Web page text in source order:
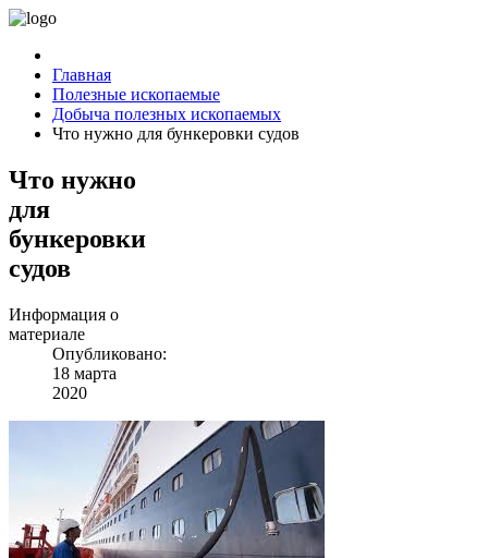
Главная
Полезные ископаемые
Добыча полезных ископаемых
Что нужно для бункеровки судов
Что нужно
для
бункеровки
судов
Информация о
материале
Опубликовано:
18 марта
2020